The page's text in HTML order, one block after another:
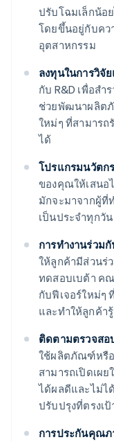
ปรับโฉมเล็กน้อ
โดยขึ้นอยู่กับคว
อุตสาหกรรม
ลงทุนในการวิจั
กับ R&D เพื่อสำ
ช่วยพัฒนาผลิต
ใหม่ๆ ที่สามาร
ได้
โปรแกรมนวัตก
ของคุณให้เสนอ
มักจะมาจากผู้
เป็นประจำทุกวัน
การทำงานร่วม
ให้ลูกค้ามีส่วนร่
ทดสอบเบต้า ค
กับฟีเจอร์ใหม่ๆ
และทำให้ลูกค้
ติดตามตรวจสอ
ใช้ผลิตภัณฑ์หรื
สามารถเปิดเผ
ได้ผลดีและไม่ไ
ปรับปรุงที่ตรงเ
การประกันคุณภ